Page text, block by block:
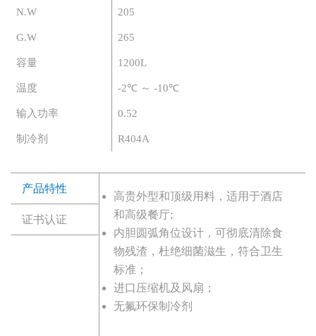
N.W 205
G.W 265
容量 1200L
温度 -2℃ ～ -10℃
输入功率 0.52
制冷剂 R404A
产品特性
证书认证
高贵外型和顶级用料，适用于酒店
和高级餐厅;
内胆圆弧角位设计，可彻底清除食
物残渣，杜绝细菌滋生，符合卫生
标准；
进口压缩机及风扇；
无氟环保制冷剂